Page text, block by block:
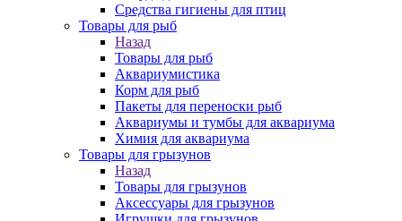
Средства гигиены для птиц
Товары для рыб
Назад
Товары для рыб
Аквариумистика
Корм для рыб
Пакеты для переноски рыб
Аквариумы и тумбы для аквариума
Химия для аквариума
Товары для грызунов
Назад
Товары для грызунов
Аксессуары для грызунов